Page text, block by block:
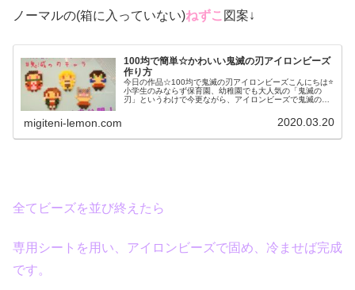
ノーマルの(箱に入っていない)ねずこ 図案↓
100均で簡単☆かわいい鬼滅の刃アイロンビーズ
作り方
今日の作品☆100均で鬼滅の刃アイロンビーズこんにちは⭐
小学生のみならず保育園、幼稚園でも大人気の「鬼滅の
刃」というわけで今更ながら、アイロンビーズで鬼滅の刃
migiteni-lemon.com 2020.03.20
全てビーズを並び終えたら
専用シートを用い、アイロンビーズで固め、冷ませば完成
です。